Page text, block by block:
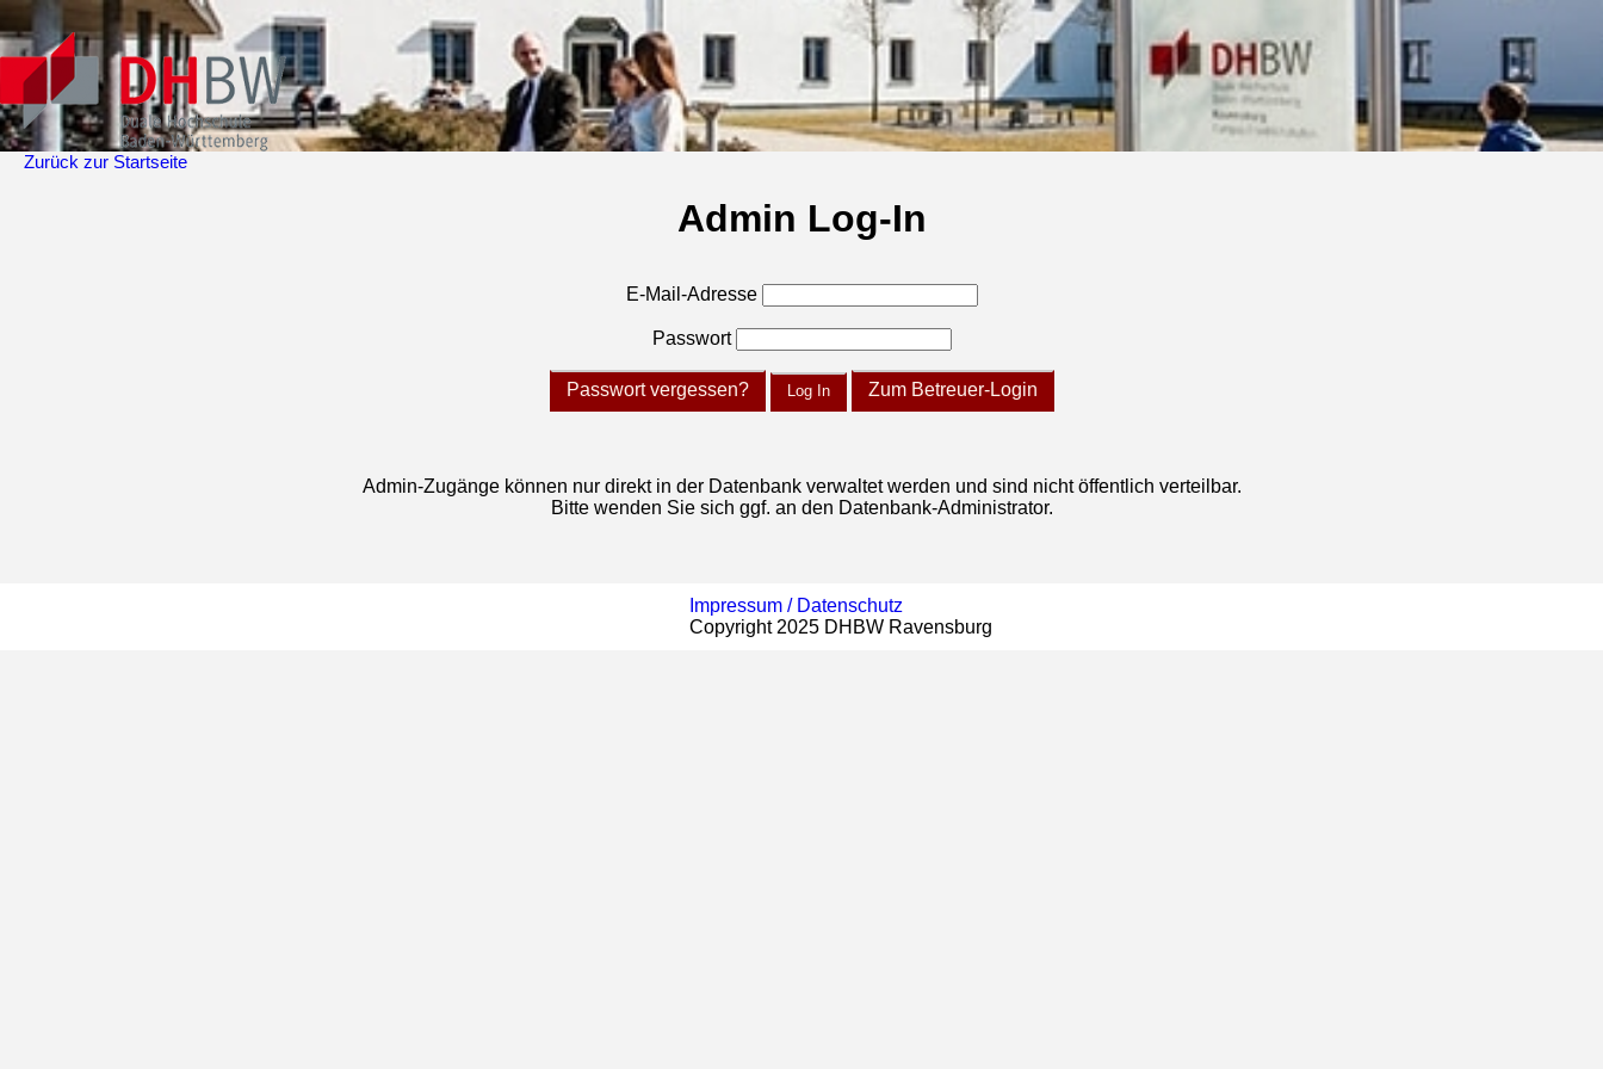
Zurück zur Startseite
Admin Log-In
E-Mail-Adresse
Passwort
Passwort vergessen? Log In Zum Betreuer-Login
Admin-Zugänge können nur direkt in der Datenbank verwaltet werden und sind nicht öffentlich verteilbar.
Bitte wenden Sie sich ggf. an den Datenbank-Administrator.
Impressum / Datenschutz
Copyright 2025 DHBW Ravensburg